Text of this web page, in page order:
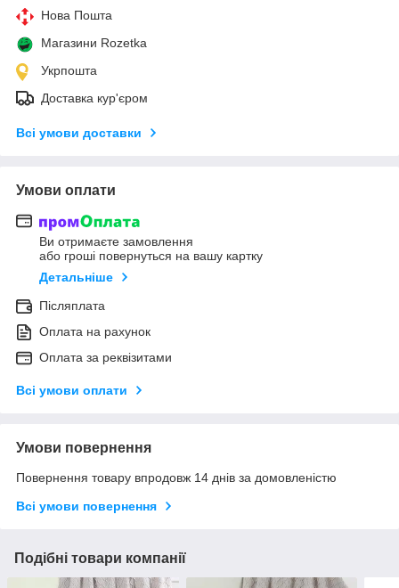
Нова Пошта
Магазини Rozetka
Укрпошта
Доставка кур'єром
Всі умови доставки
Умови оплати
Ви отримаєте замовлення
або гроші повернуться на вашу картку
Детальніше
Післяплата
Оплата на рахунок
Оплата за реквізитами
Всі умови оплати
Умови повернення
Повернення товару впродовж 14 днів за домовленістю
Всі умови повернення
Подібні товари компанії